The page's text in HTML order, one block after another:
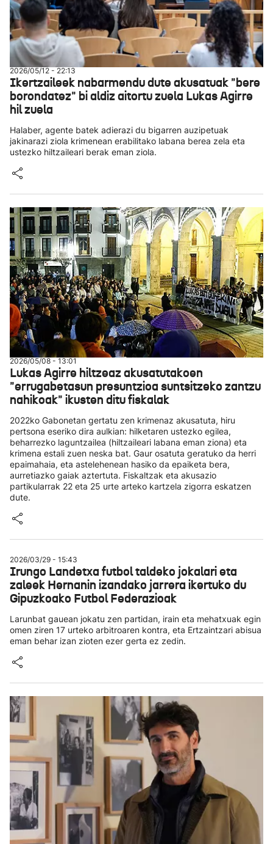
2026/05/12 - 22:13
Ikertzaileek nabarmendu dute akusatuak "bere
borondatez" bi aldiz aitortu zuela Lukas Agirre
hil zuela
Halaber, agente batek adierazi du bigarren auzipetuak
jakinarazi ziola krimenean erabilitako labana berea zela eta
ustezko hiltzaileari berak eman ziola.
2026/05/08 - 13:01
Lukas Agirre hiltzeaz akusatutakoen
"errugabetasun presuntzioa suntsitzeko zantzu
nahikoak" ikusten ditu fiskalak
2022ko Gabonetan gertatu zen krimenaz akusatuta, hiru
pertsona eseriko dira aulkian: hilketaren ustezko egilea,
beharrezko laguntzailea (hiltzaileari labana eman ziona) eta
krimena estali zuen neska bat. Gaur osatuta geratuko da herri
epaimahaia, eta astelehenean hasiko da epaiketa bera,
aurretiazko gaiak aztertuta. Fiskaltzak eta akusazio
partikularrak 22 eta 25 urte arteko kartzela zigorra eskatzen
dute.
2026/03/29 - 15:43
Irungo Landetxa futbol taldeko jokalari eta
zaleek Hernanin izandako jarrera ikertuko du
Gipuzkoako Futbol Federazioak
Larunbat gauean jokatu zen partidan, irain eta mehatxuak egin
omen ziren 17 urteko arbitroaren kontra, eta Ertzaintzari abisua
eman behar izan zioten ezer gerta ez zedin.